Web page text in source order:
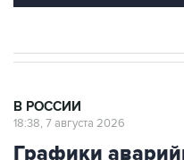
В РОССИИ
18:38, 7 августа 2026
Графики